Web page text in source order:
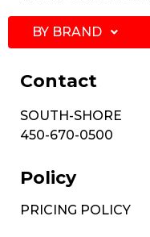
BY BRAND
Contact
SOUTH-SHORE
450-670-0500
Policy
PRICING POLICY